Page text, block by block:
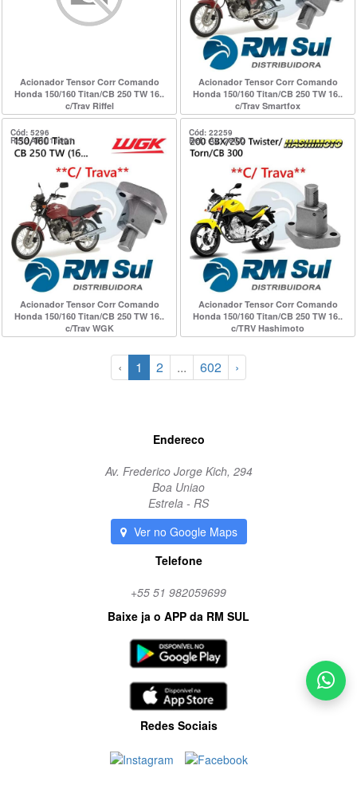
Acionador Tensor Corr Comando
Honda 150/160 Titan/CB 250 TW 16..
c/Trav Riffel
Acionador Tensor Corr Comando
Honda 150/160 Titan/CB 250 TW 16..
c/Trav Smartfox
Cód: 5296
Ref.: AT1011001
Acionador Tensor Corr Comando
Honda 150/160 Titan/CB 250 TW 16..
c/Trav WGK
Cód: 22259
Ref.: A2128CC
Acionador Tensor Corr Comando
Honda 150/160 Titan/CB 250 TW 16..
c/TRV Hashimoto
‹ 1 2 ... 602 ›
Endereco
Av. Frederico Jorge Kich, 294
Boa Uniao
Estrela - RS
Ver no Google Maps
Telefone
+55 51 982059699
Baixe ja o APP da RM SUL
Redes Sociais